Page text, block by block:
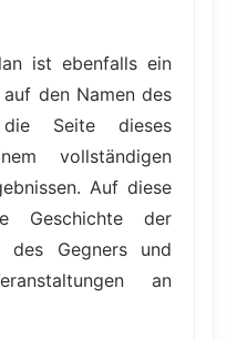
ist ebenfalls ein
den Namen des
Seite dieses
vollständigen
Auf diese
Geschichte der
des Gegners und
an